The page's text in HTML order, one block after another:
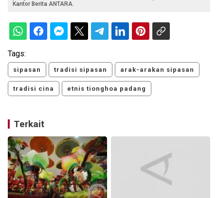
Kantor Berita ANTARA.
Tags:
sipasan tradisi sipasan arak-arakan sipasan
tradisi cina etnis tionghoa padang
Terkait